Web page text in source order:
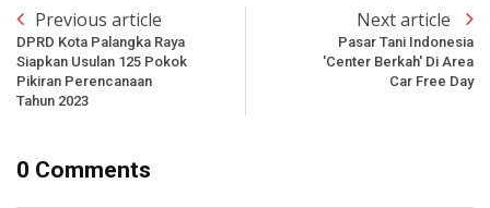
Previous article
DPRD Kota Palangka Raya
Siapkan Usulan 125 Pokok
Pikiran Perencanaan
Tahun 2023
Next article
Pasar Tani Indonesia
'Center Berkah' Di Area
Car Free Day
0 Comments